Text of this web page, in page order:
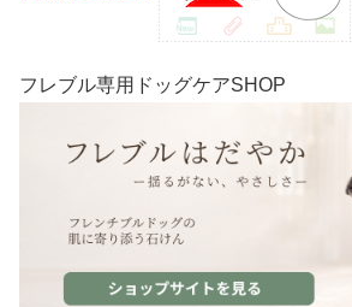
フレブル専用ドッグケアSHOP